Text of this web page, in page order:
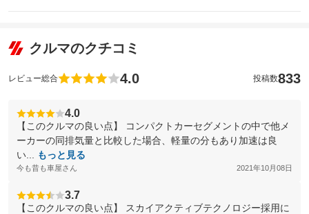
クルマのクチコミ
レビュー総合 4.0 投稿数833
4.0
【このクルマの良い点】 コンパクトカーセグメントの中で他メ
ーカーの同排気量と比較した場合、軽量の分もあり加速は良
い...
もっと見る
今も昔も車屋さん 2021年10月08日
3.7
【このクルマの良い点】 スカイアクティブテクノロジー採用に